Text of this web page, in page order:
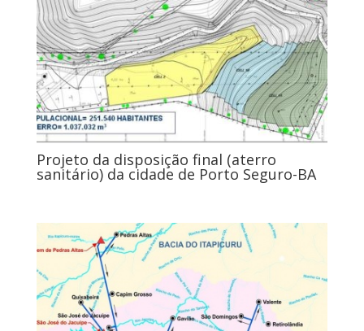
Projeto da disposição final (aterro
sanitário) da cidade de Porto Seguro-BA